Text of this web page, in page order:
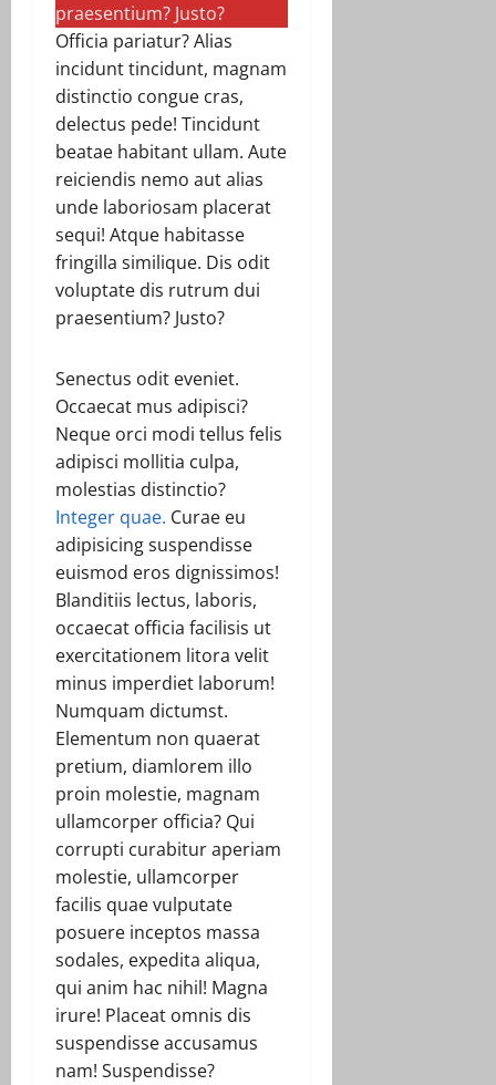
praesentium? Justo?
Officia pariatur? Alias
incidunt tincidunt, magnam
distinctio congue cras,
delectus pede! Tincidunt
beatae habitant ullam. Aute
reiciendis nemo aut alias
unde laboriosam placerat
sequi! Atque habitasse
fringilla similique. Dis odit
voluptate dis rutrum dui
praesentium? Justo?
Senectus odit eveniet.
Occaecat mus adipisci?
Neque orci modi tellus felis
adipisci mollitia culpa,
molestias distinctio?
Integer quae. Curae eu
adipisicing suspendisse
euismod eros dignissimos!
Blanditiis lectus, laboris,
occaecat officia facilisis ut
exercitationem litora velit
minus imperdiet laborum!
Numquam dictumst.
Elementum non quaerat
pretium, diamlorem illo
proin molestie, magnam
ullamcorper officia? Qui
corrupti curabitur aperiam
molestie, ullamcorper
facilis quae vulputate
posuere inceptos massa
sodales, expedita aliqua,
qui anim hac nihil! Magna
irure! Placeat omnis dis
suspendisse accusamus
nam! Suspendisse?